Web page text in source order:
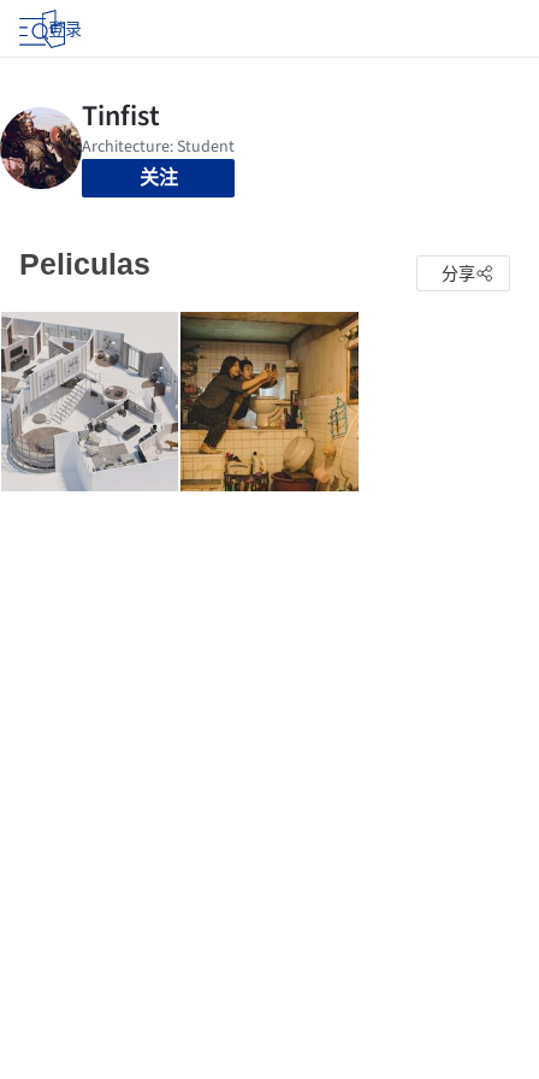
登录
关注
Peliculas 分享